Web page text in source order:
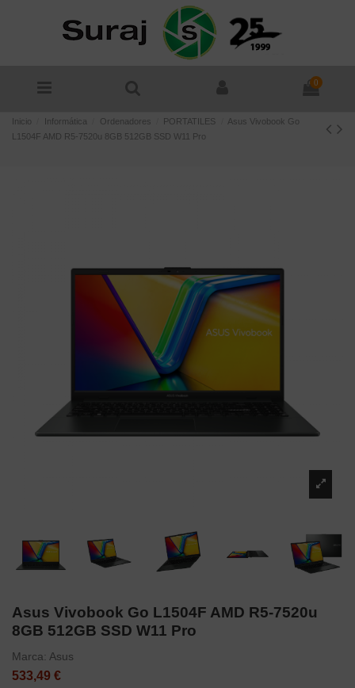
0
Inicio Informática Ordenadores PORTATILES
Asus Vivobook Go
L1504F AMD R5-7520u 8GB 512GB SSD W11 Pro
Asus Vivobook Go L1504F AMD R5-7520u
8GB 512GB SSD W11 Pro
Marca: Asus
533,49 €